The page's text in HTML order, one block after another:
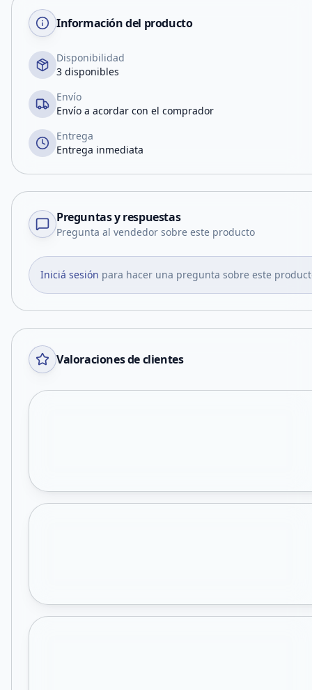
Información del producto
Disponibilidad
3 disponibles
Envío
Envío a acordar con el comprador
Entrega
Entrega inmediata
Preguntas y respuestas
Pregunta al vendedor sobre este producto
Iniciá sesión para hacer una pregunta sobre este
Valoraciones de clientes